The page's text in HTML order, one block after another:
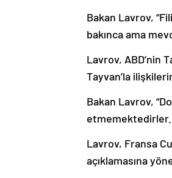
Bakan Lavrov,
bakınca ama
Lavrov, ABD’nin
Tayvan’la
Bakan Lavrov,
etmemektedirler.
Lavrov, Fransa
açıklamasına